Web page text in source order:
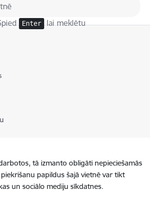
Enter lai meklētu
tā izmanto obligāti nepieciešamās
papildus šajā vietnē var tikt
un sociālo mediju sīkdatnes.